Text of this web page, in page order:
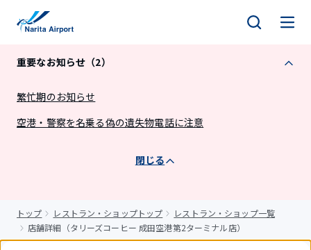
重要なお知らせ（2）
繁忙期のお知らせ
空港・警察を名乗る偽の遺失物電話に注意
閉じる
トップ レストラン・ショップトップ
レストラン・ショップ一覧
店舗詳細（タリーズコーヒー 成田空港第2ターミナル店）